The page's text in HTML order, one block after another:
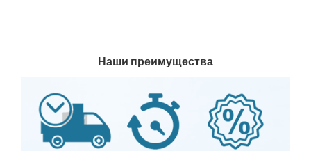
Наши преимущества